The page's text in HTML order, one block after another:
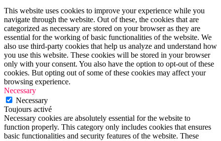
This website uses cookies to improve your experience while you
navigate through the website. Out of these, the cookies that are
categorized as necessary are stored on your browser as they are
essential for the working of basic functionalities of the website. We
also use third-party cookies that help us analyze and understand how
you use this website. These cookies will be stored in your browser
only with your consent. You also have the option to opt-out of these
cookies. But opting out of some of these cookies may affect your
browsing experience.
Necessary
Necessary
Toujours activé
Necessary cookies are absolutely essential for the website to
function properly. This category only includes cookies that ensures
basic functionalities and security features of the website. These